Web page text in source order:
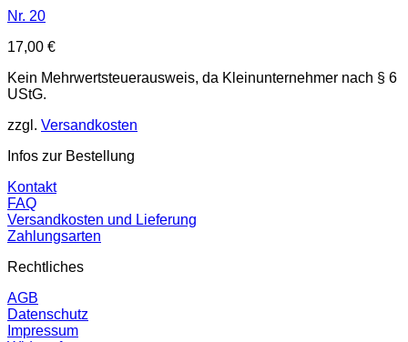
Nr. 20
17,00 €
Kein Mehrwertsteuerausweis, da Kleinunternehmer nach § 6
UStG.
zzgl. Versandkosten
Infos zur Bestellung
Kontakt
FAQ
Versandkosten und Lieferung
Zahlungsarten
Rechtliches
AGB
Datenschutz
Impressum